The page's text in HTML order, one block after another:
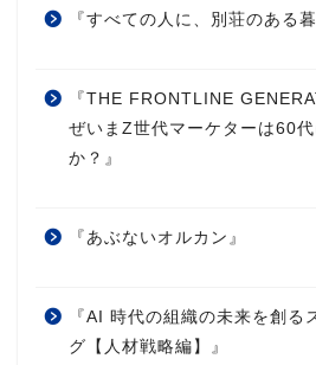
『すべての人に、別荘のある
『THE FRONTLINE
ぜいまZ世代マーケターは60
か？』
『あぶないオルカン』
『AI 時代の組織の未来を創る
グ【人材戦略編】』